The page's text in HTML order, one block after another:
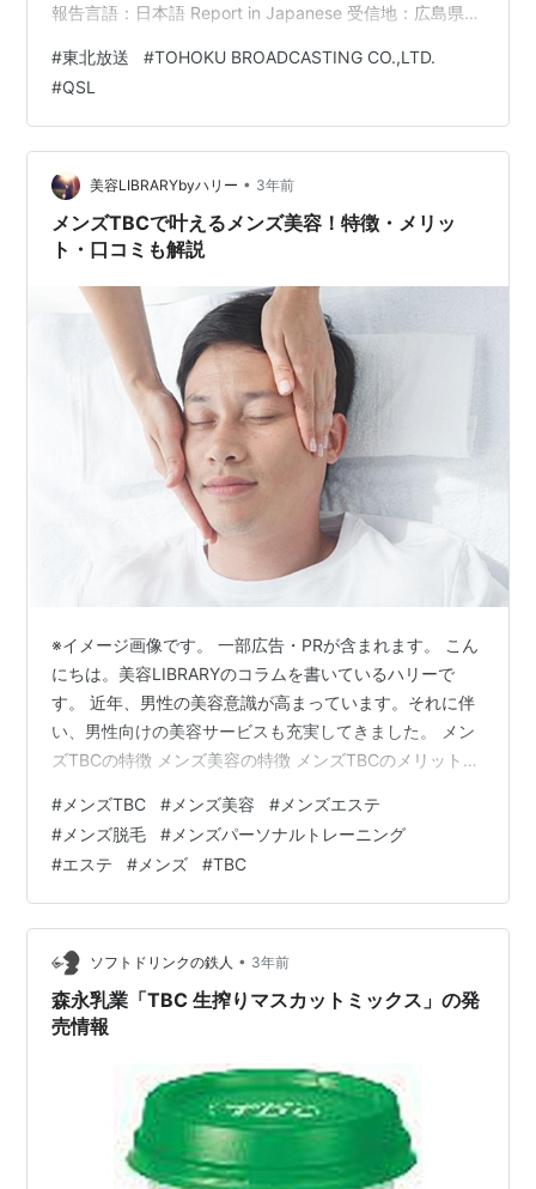
報告言語：日本語 Report in Japanese 受信地：広島県東
円分、アドレスシール (110Yen stamp, Address sticker)
送り先住所：982-0831 仙台市太白区八木山香澄町26番1
号東北…
#東北放送 #TOHOKU BROADCASTING CO.,LTD.
#QSL
美容LIBRARYbyハリー • 3年前
メンズTBCで叶えるメンズ美容！特徴・メリッ
ト・口コミも解説
※イメージ画像です。 一部広告・PRが含まれます。 こん
にちは。美容LIBRARYのコラムを書いているハリーで
す。 近年、男性の美容意識が高まっています。それに伴
い、男性向けの美容サービスも充実してきました。 メン
ズTBCの特徴 メンズ美容の特徴 メンズTBCのメリット
ズTBCのまとめ そこで今回のコラムでは、美容業界でト
ップクラスで、CMなどでもおなじみの美容の老舗でもあ
る、メンズTBC について独自調査した結果から、特徴、
メリット、口コミ、料金プランなどを要約してご紹介し
ていきましょう。 メンズTBCの特徴 男性専用サロンメン
ズT…
# メンズTBC # メンズ美容 # メンズエステ
# メンズ脱毛 # メンズパーソナルトレーニング
#エステ # メンズ #TBC
ソフトドリンクの鉄人 • 3年前
森永乳業「TBC 生搾りマスカットミックス」の発
売情報